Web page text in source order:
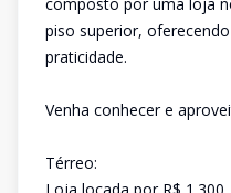
piso superior,
praticidade.
Venha conhecer e
Térreo: